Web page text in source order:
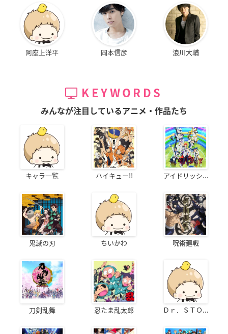
阿座上洋平 岡本信彦 浪川大輔
KEYWORDS
みんなが注目しているアニメ・作品たち
キャラ一覧 ハイキュー!! アイドリッシ...
鬼滅の刃 ちいかわ 呪術廻戦
刀剣乱舞 忍たま乱太郎 Ｄｒ．ＳＴＯ...